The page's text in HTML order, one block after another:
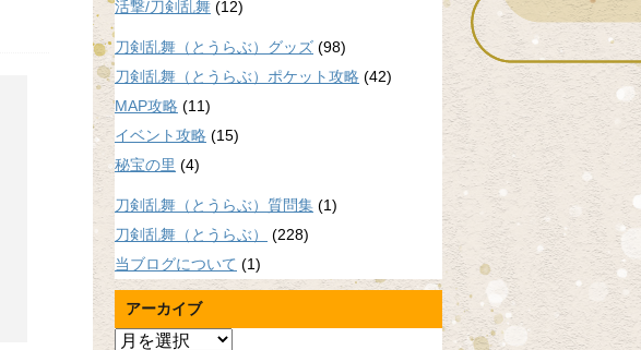
活撃/刀剣乱舞 (12)
刀剣乱舞（とうらぶ）グッズ (98)
刀剣乱舞（とうらぶ）ポケット攻略 (42)
MAP攻略 (11)
イベント攻略 (15)
秘宝の里 (4)
刀剣乱舞（とうらぶ）質問集 (1)
刀剣乱舞（とうらぶ）
(228)
当ブログについて (1)
アーカイブ
ア